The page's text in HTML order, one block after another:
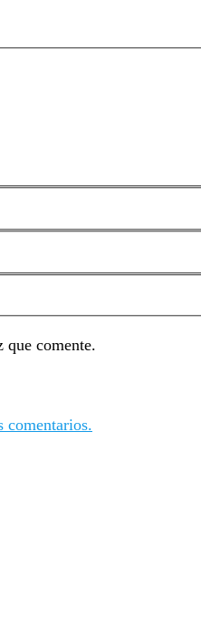
que comente.
comentarios.